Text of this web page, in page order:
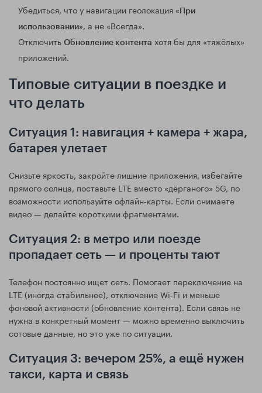
Убедиться, что у навигации геолокация «При
использовании», а не «Всегда».
Отключить Обновление контента хотя бы для «тяжёлых»
приложений.
Типовые ситуации в поездке и
что делать
Ситуация 1: навигация + камера + жара,
батарея улетает
Снизьте яркость, закройте лишние приложения, избегайте
прямого солнца, поставьте LTE вместо «дёрганого» 5G, по
возможности используйте офлайн‑карты. Если снимаете
видео — делайте короткими фрагментами.
Ситуация 2: в метро или поезде
пропадает сеть — и проценты тают
Телефон постоянно ищет сеть. Помогает переключение на
LTE (иногда стабильнее), отключение Wi‑Fi и меньше
фоновой активности (обновление контента). Если связь не
нужна в конкретный момент — можно временно выключить
сотовые данные, но это уже по ситуации.
Ситуация 3: вечером 25%, а ещё нужен
такси, карта и связь